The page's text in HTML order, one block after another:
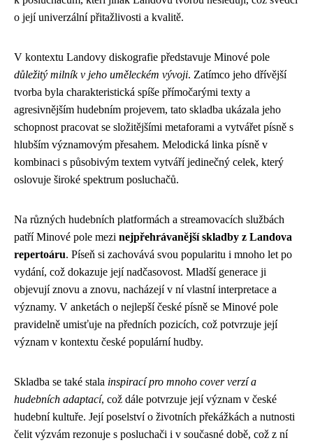
o její univerzální přitažlivosti a kvalitě.
V kontextu Landovy diskografie představuje Minové pole
důležitý milník v jeho uměleckém vývoji. Zatímco jeho dřívější
tvorba byla charakteristická spíše přímočarými texty a
agresivnějším hudebním projevem, tato skladba ukázala jeho
schopnost pracovat se složitějšími metaforami a vytvářet písně s
hlubším významovým přesahem. Melodická linka písně v
kombinaci s působivým textem vytváří jedinečný celek, který
oslovuje široké spektrum posluchačů.
Na různých hudebních platformách a streamovacích službách
patří Minové pole mezi nejpřehrávanější skladby z Landova
repertoáru. Píseň si zachovává svou popularitu i mnoho let po
vydání, což dokazuje její nadčasovost. Mladší generace ji
objevují znovu a znovu, nacházejí v ní vlastní interpretace a
významy. V anketách o nejlepší české písně se Minové pole
pravidelně umisťuje na předních pozicích, což potvrzuje její
význam v kontextu české populární hudby.
Skladba se také stala inspirací pro mnoho cover verzí a
hudebních adaptací, což dále potvrzuje její význam v české
hudební kultuře. Její poselství o životních překážkách a nutnosti
čelit výzvám rezonuje s posluchači i v současné době, což z ní